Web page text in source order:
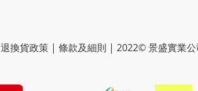
退換貨政策 | 條款及細則 | 2022© 景盛實業公